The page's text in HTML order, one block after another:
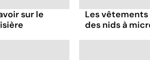
sur le
Les
des nids à